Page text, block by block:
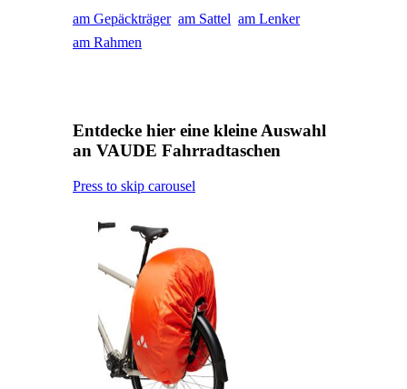
am Gepäckträger am Sattel am Lenker
am Rahmen
Entdecke hier eine kleine Auswahl
an VAUDE Fahrradtaschen
Press to skip carousel